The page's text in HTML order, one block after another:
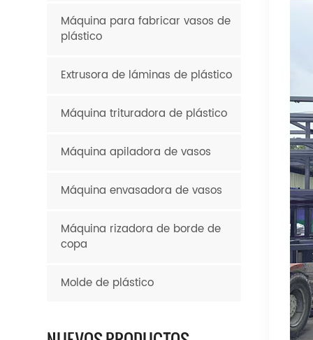
Máquina para fabricar vasos de
plástico
Extrusora de láminas de plástico
Máquina trituradora de plástico
Máquina apiladora de vasos
Máquina envasadora de vasos
Máquina rizadora de borde de
copa
Molde de plástico